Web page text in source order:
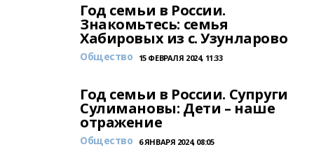
Год семьи в России.
Знакомьтесь: семья
Хабировых из с. Узунларово
Общество 15 ФЕВРАЛЯ 2024, 11:33
Год семьи в России. Супруги
Сулимановы: Дети – наше
отражение
Общество 6 ЯНВАРЯ 2024, 08:05